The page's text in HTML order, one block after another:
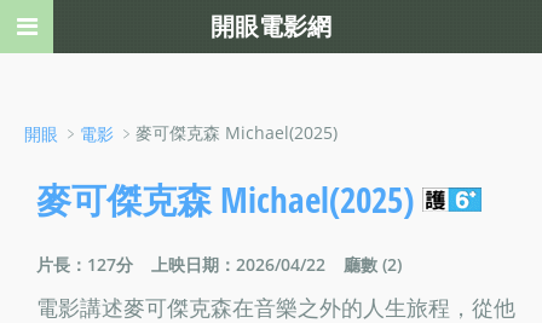
開眼 ﹥ 電影 ﹥麥可傑克森 Michael(2025)
麥可傑克森 Michael(2025)
片長：127分 上映日期：2026/04/22 廳數 (2)
電影講述麥可傑克森在音樂之外的人生旅程，從他
開眼電影網